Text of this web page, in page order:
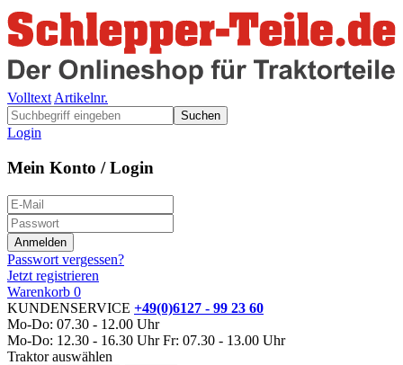
Volltext Artikelnr.
Suchen
Login
Mein Konto / Login
Passwort vergessen?
Jetzt registrieren
Warenkorb 0
KUNDENSERVICE +49(0)6127 - 99 23 60
Mo-Do: 07.30 - 12.00 Uhr
Mo-Do: 12.30 - 16.30 Uhr Fr: 07.30 - 13.00 Uhr
Traktor auswählen